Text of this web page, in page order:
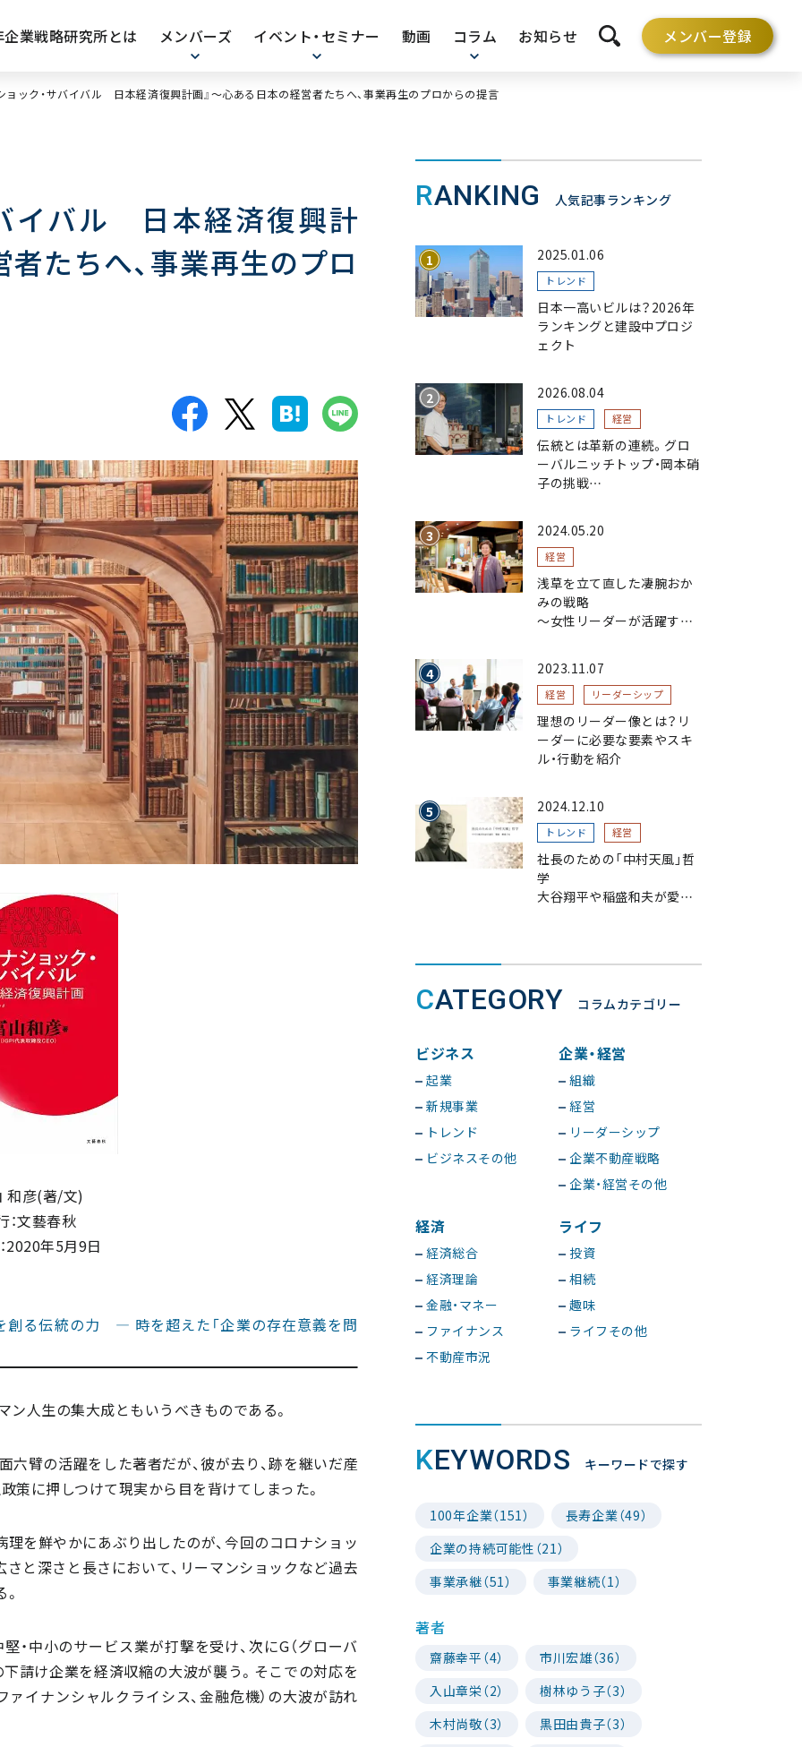
業戦略研究所とは メンバーズ イベント・セミナー 動画 コラム お知らせ 検索を開く メンバー登録
ョック・サバイバル 日本経済復興計画』～心ある日本の経営者たちへ、事業再生のプロからの提言
イバル 日本経済復興計
たちへ、事業再生のプロ
和彦(著/文)
：文藝春秋
2020年5月9日
る伝統の力 ― 時を超えた「企業の存在意義を問
ン人生の集大成ともいうべきものである。
六臂の活躍をした著者だが、彼が去り、跡を継いだ産
策に押しつけて現実から目を背けてしまった。
を鮮やかにあぶり出したのが、今回のコロナショッ
と深さと長さにおいて、リーマンショックなど過去
・中小のサービス業が打撃を受け、次にG（グローバ
請け企業を経済収縮の大波が襲う。そこでの対応を
イナンシャルクライシス、金融危機）の大波が訪れ
RANKING 人気記事ランキング
2025.01.06
トレンド
日本一高いビルは？2026年
ランキングと建設中プロジ
ェクト
2026.08.04
トレンド 経営
伝統とは革新の連続。グロ
ーバルニッチトップ・岡本硝
子の挑戦
ラスにこだわり、ガラスを超
える経営戦略～
2024.05.20
経営
浅草を立て直した凄腕おか
みの戦略
〜女性リーダーが活躍する
2023.11.07
経営 リーダーシップ
理想のリーダー像とは？リ
ーダーに必要な要素やスキ
ル・行動を紹介
2024.12.10
トレンド 経営
社長のための「中村天風」哲
学
大谷翔平や稲盛和夫が愛読、
CATEGORY コラムカテゴリー
ビジネス
起業
新規事業
トレンド
ビジネスその他
企業・経営
組織
経営
リーダーシップ
企業不動産戦略
企業・経営その他
経済
経済総合
経済理論
金融・マネー
ファイナンス
不動産市況
ライフ
投資
相続
趣味
ライフその他
KEYWORDS キーワードで探す
100年企業（151）
長寿企業（49）
企業の持続可能性（21）
事業承継（51）
事業継続（1）
著者
齋藤幸平（4）
市川宏雄（36）
入山章栄（2）
樹林ゆう子（3）
木村尚敬（3）
黒田由貴子（3）